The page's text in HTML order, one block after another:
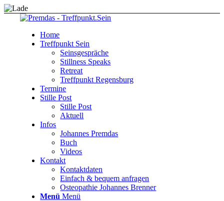
Home
Treffpunkt Sein
Seinsgespräche
Stillness Speaks
Retreat
Treffpunkt Regensburg
Termine
Stille Post
Stille Post
Aktuell
Infos
Johannes Premdas
Buch
Videos
Kontakt
Kontaktdaten
Einfach & bequem anfragen
Osteopathie Johannes Brenner
Menü Menü